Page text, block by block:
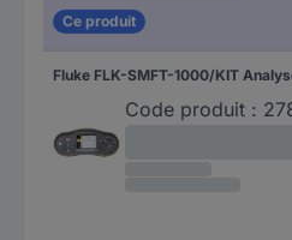
Ce produit
Fluke FLK-SMFT-1000/KIT
Code produit :